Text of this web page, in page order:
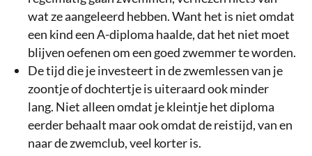
wat ze aangeleerd hebben. Want het is niet omdat
een kind een A-diploma haalde, dat het niet moet
blijven oefenen om een goed zwemmer te worden.
De tijd die je investeert in de zwemlessen van je
zoontje of dochtertje is uiteraard ook minder
lang. Niet alleen omdat je kleintje het diploma
eerder behaalt maar ook omdat de reistijd, van en
naar de zwemclub, veel korter is.